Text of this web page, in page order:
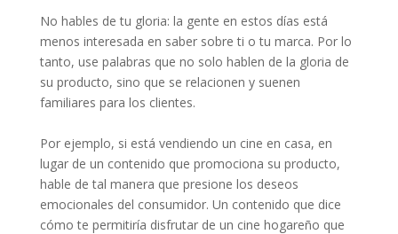
No hables de tu gloria: la gente en estos días está
menos interesada en saber sobre ti o tu marca. Por lo
tanto, use palabras que no solo hablen de la gloria de
su producto, sino que se relacionen y suenen
familiares para los clientes.
Por ejemplo, si está vendiendo un cine en casa, en
lugar de un contenido que promociona su producto,
hable de tal manera que presione los deseos
emocionales del consumidor. Un contenido que dice
cómo te permitiría disfrutar de un cine hogareño que